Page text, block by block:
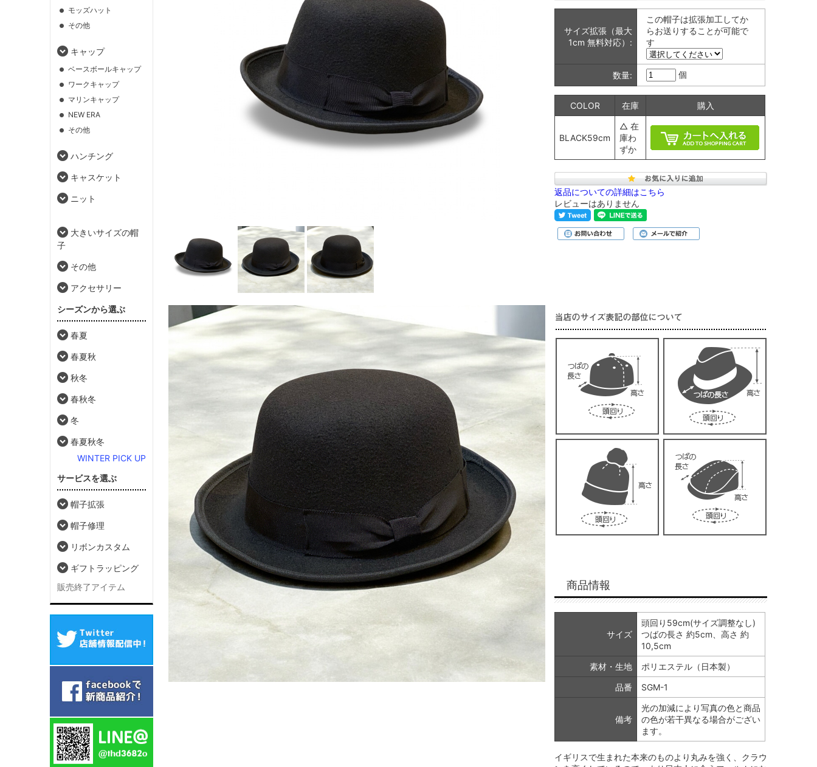
サイズ拡張（最大
1cm 無料対応）:
この帽子は拡張加工してか
らお送りすることが可能で
す
数量: 個
COLOR 在庫 購入
BLACK59cm
△ 在
庫わ
ずか
返品についての詳細はこちら
レビューはありません
商品情報
サイズ
頭回り59cm(サイズ調整なし)
つばの長さ 約5cm、高さ 約
10,5cm
素材・生地
ポリエステル（日本製）
品番
SGM-1
備考
光の加減により写真の色と商品
の色が若干異なる場合がござい
ます。
イギリスで生まれた本来のものより丸みを強く、クラウ
モッズハット
その他
キャップ
ベースボールキャップ
ワークキャップ
マリンキャップ
NEW ERA
その他
ハンチング
キャスケット
ニット
大きいサイズの帽
子
その他
アクセサリー
シーズンから選ぶ
春夏
春夏秋
秋冬
春秋冬
冬
春夏秋冬
WINTER PICK UP
サービスを選ぶ
帽子拡張
帽子修理
リボンカスタム
ギフトラッピング
販売終了アイテム